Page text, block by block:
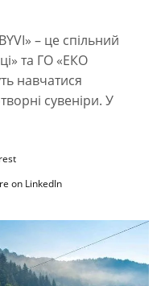
– це спільний
та ГО «ЕКО
навчатися
сувеніри. У